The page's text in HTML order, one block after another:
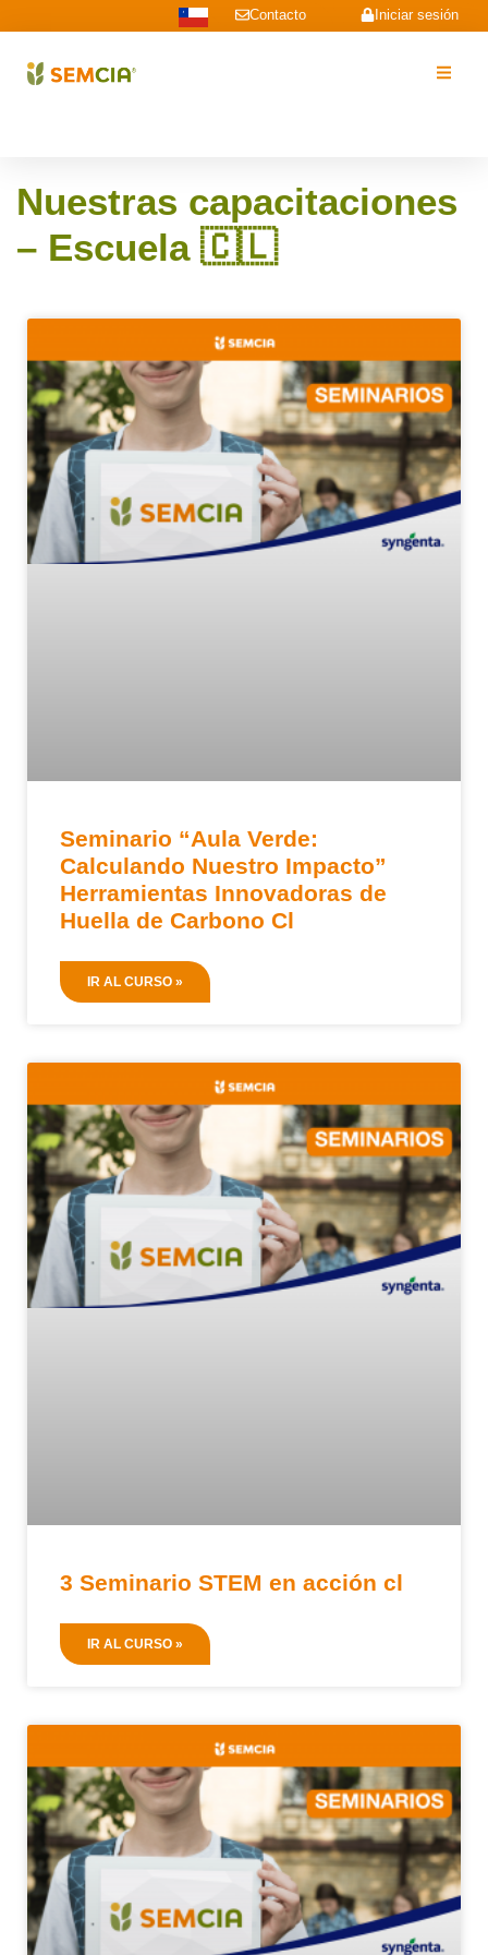
Iniciar sesión
Contacto
Nuestras capacitaciones
– Escuela 🇨🇱
Seminario “Aula Verde:
Calculando Nuestro Impacto”
Herramientas Innovadoras de
Huella de Carbono Cl
IR AL CURSO »
3 Seminario STEM en acción cl
IR AL CURSO »